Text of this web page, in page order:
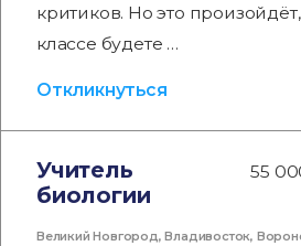
критиков. Но это
классе будете …
Откликнуться
Учитель
биологии
55
Великий Новгород,Владивосток,